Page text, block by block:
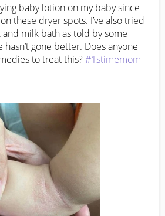
baby lotion on my baby since
these dryer spots. I’ve also tried
milk bath as told by some
gone better. Does anyone
to treat this? #1stimemom
the kind advise! Really